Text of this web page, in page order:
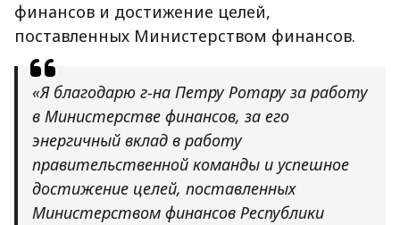
финансов и достижение целей,
поставленных Министерством финансов.
«Я благодарю г-на Петру Ротару за работу
в Министерстве финансов, за его
энергичный вклад в работу
правительственной команды и успешное
достижение целей, поставленных
Министерством финансов Республики